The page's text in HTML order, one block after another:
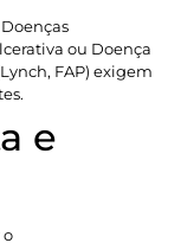
ou Doença
FAP) exigem
e
o